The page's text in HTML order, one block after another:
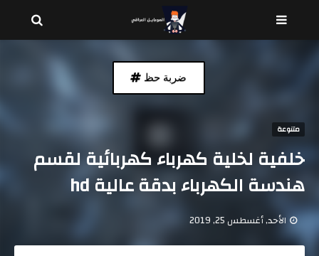
ضربة حظ
متنوعة
خلفية لخلية كهرباء كهربائية لقسم
هندسة الكهرباء بدقة عالية hd
الأحد, أغسطس 25, 2019